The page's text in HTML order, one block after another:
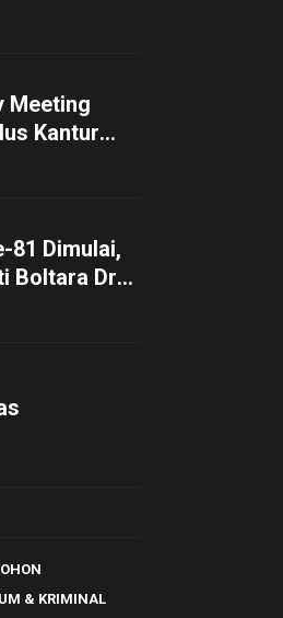
Meeting
Kantur
81 Dimulai,
Boltara Dr
& KRIMINAL